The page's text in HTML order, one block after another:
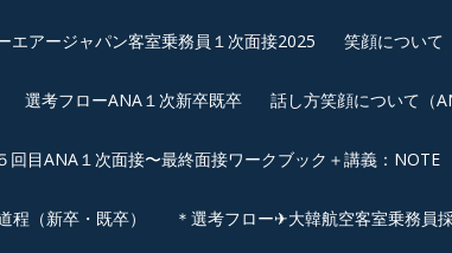
エアージャパン客室乗務員１次面接2025 笑顔について
選考フローANA１次新卒既卒 話し方笑顔について（
回目ANA１次面接〜最終面接ワークブック＋講義：NOTE
（新卒・既卒） ＊選考フロー✈大韓航空客室乗務員